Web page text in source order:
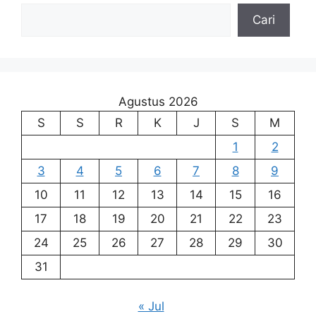
Cari
Agustus 2026
S
S R K J S
M
1
2
3
4 5 6 7 8
9
10
11 12 13 14 15
16
17
18 19 20 21 22
23
24
25 26 27 28 29
30
31
« Jul